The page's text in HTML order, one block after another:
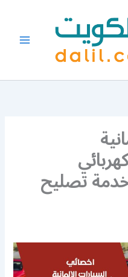
كهربائي
خدمة تصليح